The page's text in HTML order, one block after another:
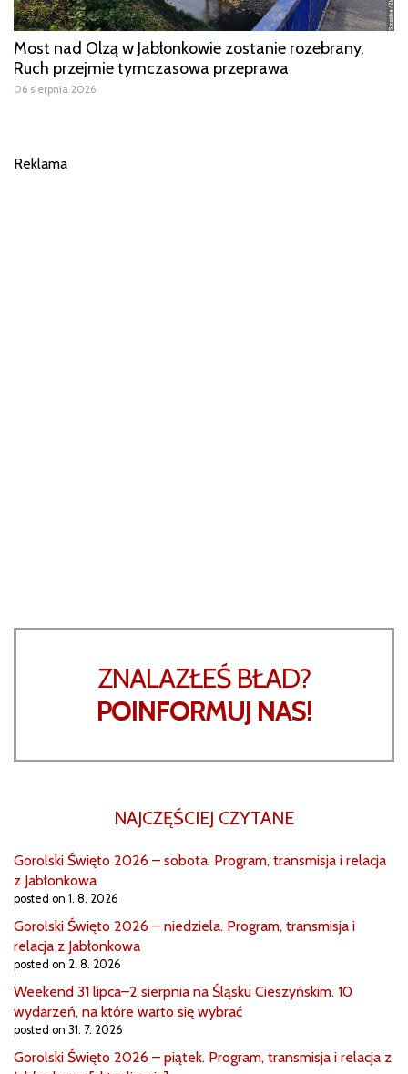
Most nad Olzą w Jabłonkowie zostanie rozebrany.
Ruch przejmie tymczasowa przeprawa
06 sierpnia 2026
Reklama
ZNALAZŁEŚ BŁAD?
POINFORMUJ NAS!
NAJCZĘŚCIEJ CZYTANE
Gorolski Święto 2026 – sobota. Program, transmisja i relacja
z Jabłonkowa
posted on 1. 8. 2026
Gorolski Święto 2026 – niedziela. Program, transmisja i
relacja z Jabłonkowa
posted on 2. 8. 2026
Weekend 31 lipca–2 sierpnia na Śląsku Cieszyńskim. 10
wydarzeń, na które warto się wybrać
posted on 31. 7. 2026
Gorolski Święto 2026 – piątek. Program, transmisja i relacja z